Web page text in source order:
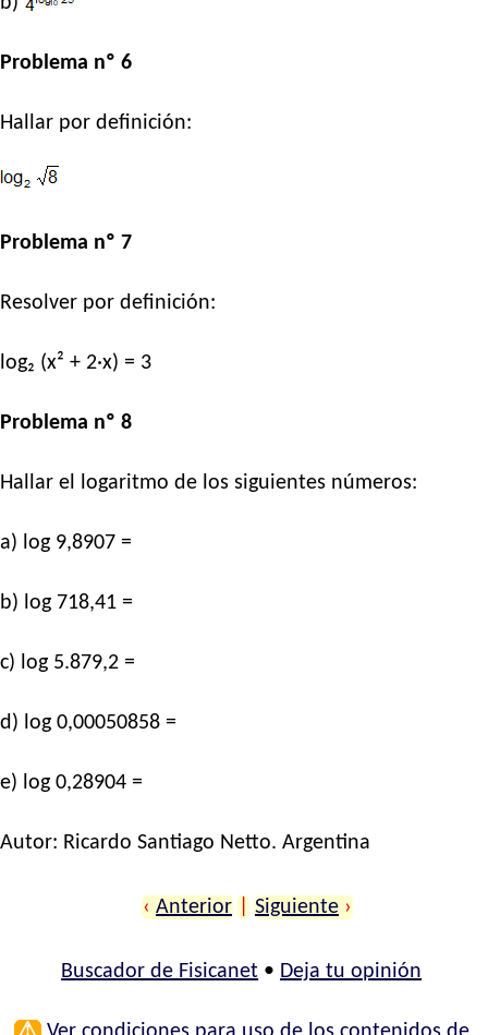
Problema nº 6
Hallar por definición:
Problema nº 7
Resolver por definición:
log₂ (x² + 2·x) = 3
Problema nº 8
Hallar el logaritmo de los siguientes números:
a) log 9,8907 =
b) log 718,41 =
c) log 5.879,2 =
d) log 0,00050858 =
e) log 0,28904 =
Autor: Ricardo Santiago Netto. Argentina
‹ Anterior Siguiente ›
Buscador de Fisicanet • Deja tu opinión